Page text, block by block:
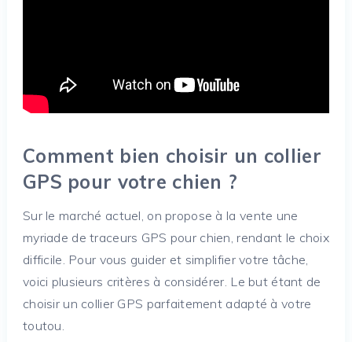
Comment bien choisir un collier
GPS pour votre chien ?
Sur le marché actuel, on propose à la vente une
myriade de traceurs GPS pour chien, rendant le choix
difficile. Pour vous guider et simplifier votre tâche,
voici plusieurs critères à considérer. Le but étant de
choisir un collier GPS parfaitement adapté à votre
toutou.